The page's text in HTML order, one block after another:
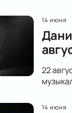
14 июня
22
14 июня